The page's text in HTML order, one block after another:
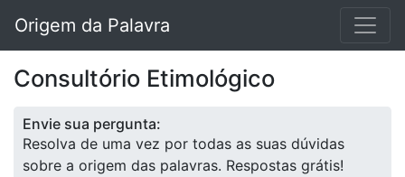
Origem da Palavra
Consultório Etimológico
Envie sua pergunta:
Resolva de uma vez por todas as suas dúvidas
sobre a origem das palavras. Respostas grátis!